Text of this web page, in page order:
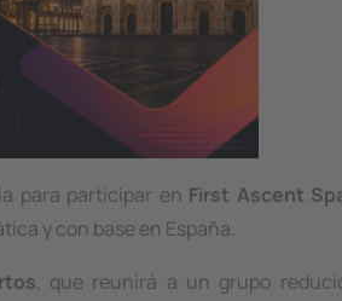
para participar en First Ascent
y con base en España.
, que reunirá a un grupo